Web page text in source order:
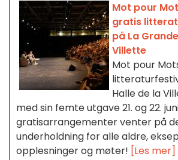
Mot pour
gratis
på La
Villette
Mot pour
Halle de la
med sin femte utgave 21. og 22.
gratisarrangementer venter på
underholdning for alle aldre,
opplesninger og møter! [Les mer]